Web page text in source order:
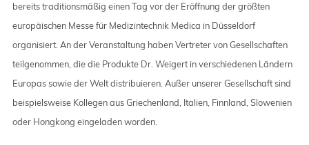
bereits traditionsmäßig einen Tag vor der Eröffnung der größten
europäischen Messe für Medizintechnik Medica in Düsseldorf
organisiert. An der Veranstaltung haben Vertreter von Gesellschaften
teilgenommen, die die Produkte Dr. Weigert in verschiedenen Ländern
Europas sowie der Welt distribuieren. Außer unserer Gesellschaft sind
beispielsweise Kollegen aus Griechenland, Italien, Finnland, Slowenien
oder Hongkong eingeladen worden.